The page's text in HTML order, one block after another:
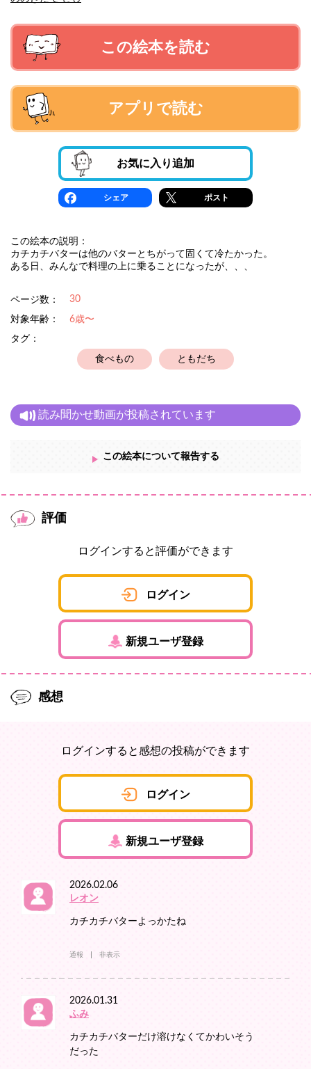
この絵本を読む
アプリで読む
お気に入り追加
シェア ポスト
この絵本の説明：
カチカチバターは他のバターとちがって固くて冷たかった。
ある日、みんなで料理の上に乗ることになったが、、、
ページ数： 30
対象年齢：
6歳〜
タグ：
食べもの ともだち
読み聞かせ動画が投稿されています
この絵本について報告する
評価
ログインすると評価ができます
ログイン
新規ユーザ登録
感想
ログインすると感想の投稿ができます
ログイン
新規ユーザ登録
2026.02.06
レオン
カチカチバターよっかたね
通報 非表示
2026.01.31
ふみ
カチカチバターだけ溶けなくてかわいそう
だった